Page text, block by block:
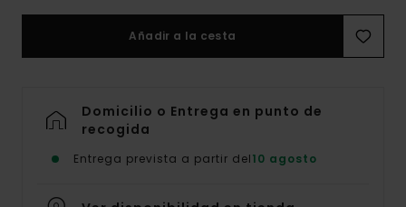
Añadir a la cesta
Domicilio o Entrega en punto de
recogida
Entrega prevista a partir del10 agosto